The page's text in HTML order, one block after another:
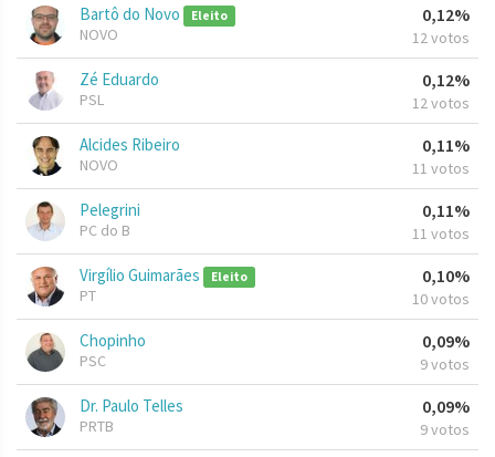
Bartô do Novo Eleito
NOVO
0,12%
12 votos
Zé Eduardo
PSL
0,12%
12 votos
Alcides Ribeiro
NOVO
0,11%
11 votos
Pelegrini
PC do B
0,11%
11 votos
Virgílio Guimarães Eleito
PT
0,10%
10 votos
Chopinho
PSC
0,09%
9 votos
Dr. Paulo Telles
PRTB
0,09%
9 votos